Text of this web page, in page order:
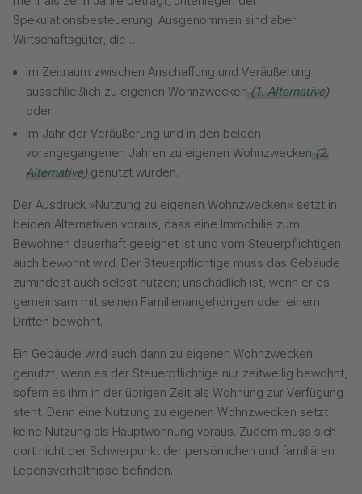
Spekulationsbesteuerung. Ausgenommen sind aber
Wirtschaftsgüter, die …
im Zeitraum zwischen Anschaffung und Veräußerung
ausschließlich zu eigenen Wohnzwecken (1. Alternative)
oder
im Jahr der Veräußerung und in den beiden
vorangegangenen Jahren zu eigenen Wohnzwecken (2.
Alternative) genutzt wurden.
Der Ausdruck »Nutzung zu eigenen Wohnzwecken« setzt in
beiden Alternativen voraus, dass eine Immobilie zum
Bewohnen dauerhaft geeignet ist und vom Steuerpflichtigen
auch bewohnt wird. Der Steuerpflichtige muss das Gebäude
zumindest auch selbst nutzen; unschädlich ist, wenn er es
gemeinsam mit seinen Familienangehörigen oder einem
Dritten bewohnt.
Ein Gebäude wird auch dann zu eigenen Wohnzwecken
genutzt, wenn es der Steuerpflichtige nur zeitweilig bewohnt,
sofern es ihm in der übrigen Zeit als Wohnung zur Verfügung
steht. Denn eine Nutzung zu eigenen Wohnzwecken setzt
keine Nutzung als Hauptwohnung voraus. Zudem muss sich
dort nicht der Schwerpunkt der persönlichen und familiären
Lebensverhältnisse befinden.